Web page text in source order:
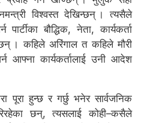
विश्वस्त देखिन्छन् । त्यसैले
पार्टीका बौद्धिक, नेता, कार्यकर्ता
। कहिले अरिंगाल त कहिले मौरी
आफ्ना कार्यकर्तालाई उनी आदेश
हुन्छ र गर्छु भनेर सार्वजनिक
छन्, त्यसलाई कोही–कसैले